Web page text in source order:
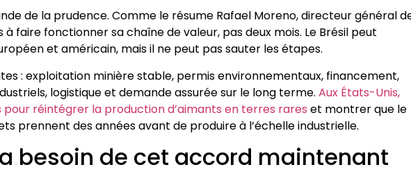
de la prudence. Comme le résume Rafael Moreno, directeur général
à faire fonctionner sa chaîne de valeur, pas deux mois. Le Brésil peut
et américain, mais il ne peut pas sauter les étapes.
: exploitation minière stable, permis environnementaux, financement,
logistique et demande assurée sur le long terme. Aux États-Unis,
pour réintégrer la production d’aimants en terres rares et montrer que le
prennent des années avant de produire à l’échelle industrielle.
a besoin de cet accord maintenant